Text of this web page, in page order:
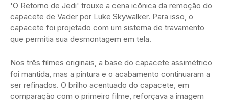
'O Retorno de Jedi' trouxe a cena icônica da remoção do
capacete de Vader por Luke Skywalker. Para isso, o
capacete foi projetado com um sistema de travamento
que permitia sua desmontagem em tela.
Nos três filmes originais, a base do capacete assimétrico
foi mantida, mas a pintura e o acabamento continuaram a
ser refinados. O brilho acentuado do capacete, em
comparação com o primeiro filme, reforçava a imagem